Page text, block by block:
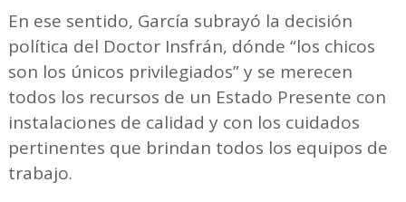
En ese sentido, García subrayó la decisión
política del Doctor Insfrán, dónde “los chicos
son los únicos privilegiados” y se merecen
todos los recursos de un Estado Presente con
instalaciones de calidad y con los cuidados
pertinentes que brindan todos los equipos de
trabajo.